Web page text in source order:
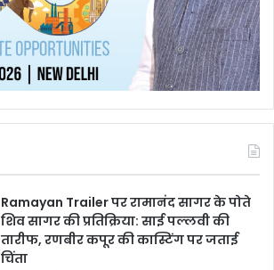
Ramayan Trailer पर रामानंद सागर के पोते
शिव सागर की प्रतिक्रिया: साई पल्लवी की
तारीफ, रणबीर कपूर की कास्टिंग पर जताई
चिंता